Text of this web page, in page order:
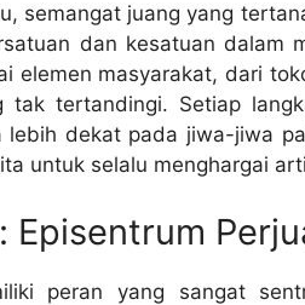
semangat juang yang
dan kesatuan dalam
elemen masyarakat, dari
tak tertandingi. Setiap
lebih dekat pada jiwa-jiwa
untuk selalu menghargai
Episentrum
peran yang sangat